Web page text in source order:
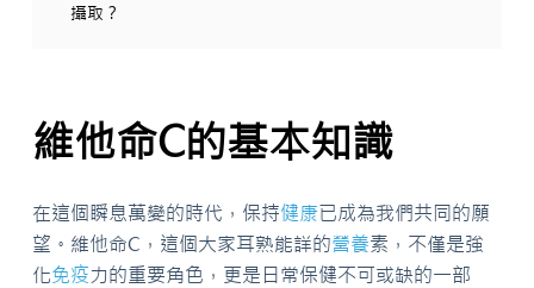
攝取？
維他命C的基本知識
在這個瞬息萬變的時代，保持健康已成為我們共同的願
望。維他命C，這個大家耳熟能詳的營養素，不僅是強
化免疫力的重要角色，更是日常保健不可或缺的一部